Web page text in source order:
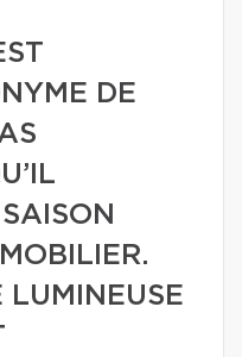
DE
LUMINEUSE